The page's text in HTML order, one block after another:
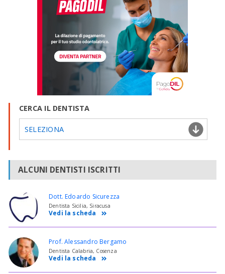
regredita. Cari saluti e auguri. Dr. Arnaldo Castellucci
CERCA IL DENTISTA
SELEZIONA
ALCUNI DENTISTI ISCRITTI
Dott. Edoardo Sicurezza
Dentista Sicilia, Siracusa
Vedi la scheda
Prof. Alessandro Bergamo
Dentista Calabria, Cosenza
Vedi la scheda